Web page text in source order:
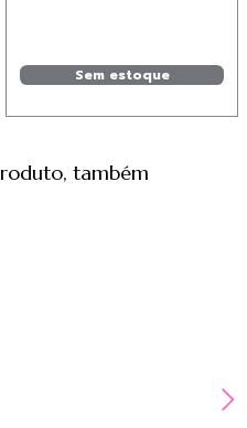
Sem estoque
também